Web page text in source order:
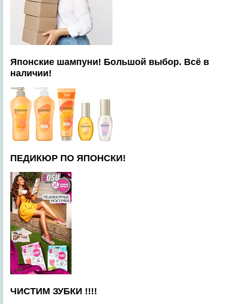
Японские шампуни! Большой выбор. Всё в
наличии!
ПЕДИКЮР ПО ЯПОНСКИ!
ЧИСТИМ ЗУБКИ !!!!